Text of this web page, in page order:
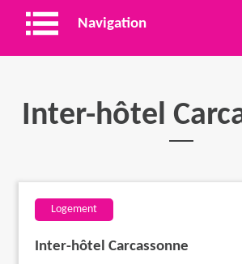
Navigation
Travaux
Inter-hôtel
Logement
Inter-hôtel Carcassonne